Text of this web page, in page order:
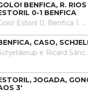
BENFICA, R.
0-1 BENFICA
Golo! Estoril 0, Benfica 1. Richard Ríos remata de carrinho em frente à baliza, após cruzamento rasteiro de Schjelderup, e inaugura o marcador na Amoreira.
CASO,
Schjelderup e Ricard Sánchez
JOGADA,
3'